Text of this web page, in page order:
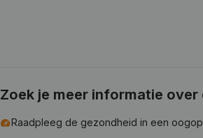
Zoek je meer informatie
Raadpleeg de gezondheid in een